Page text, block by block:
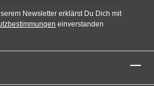
Newsletter erklärst Du Dich mit
einverstanden